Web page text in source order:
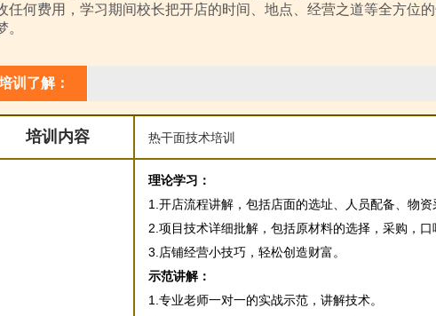
任何费用，学习期间校长把开店的时间、地点、经营之道等全方位
。
训了解：
培训内容 热干面技术培训
理论学习：
1.开店流程讲解，包括店面的选址、人员配备、物资
2.项目技术详细批解，包括原材料的选择，采购，口
3.店铺经营小技巧，轻松创造财富。
示范讲解：
1.专业老师一对一的实战示范，讲解技术。